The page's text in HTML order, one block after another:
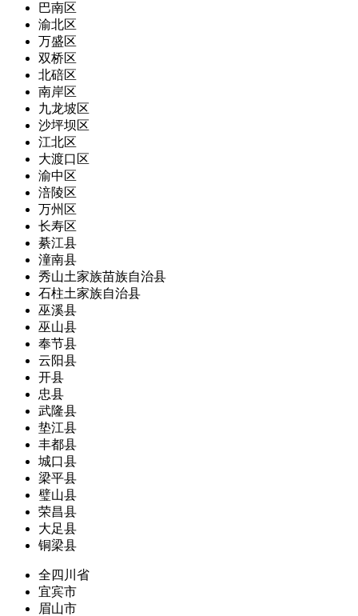
巴南区
渝北区
万盛区
双桥区
北碚区
南岸区
九龙坡区
沙坪坝区
江北区
大渡口区
渝中区
涪陵区
万州区
长寿区
綦江县
潼南县
秀山土家族苗族自治县
石柱土家族自治县
巫溪县
巫山县
奉节县
云阳县
开县
忠县
武隆县
垫江县
丰都县
城口县
梁平县
璧山县
荣昌县
大足县
铜梁县
全四川省
宜宾市
眉山市